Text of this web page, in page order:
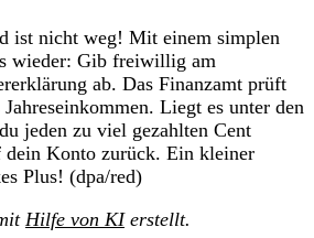
ist nicht weg! Mit einem simplen
wieder: Gib freiwillig am
ab. Das Finanzamt prüft
Liegt es unter den
jeden zu viel gezahlten Cent
dein Konto zurück. Ein kleiner
Plus! (dpa/red)
Hilfe von KIerstellt.